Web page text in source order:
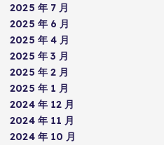
2025 年 7 月
2025 年 6 月
2025 年 4 月
2025 年 3 月
2025 年 2 月
2025 年 1 月
2024 年 12 月
2024 年 11 月
2024 年 10 月